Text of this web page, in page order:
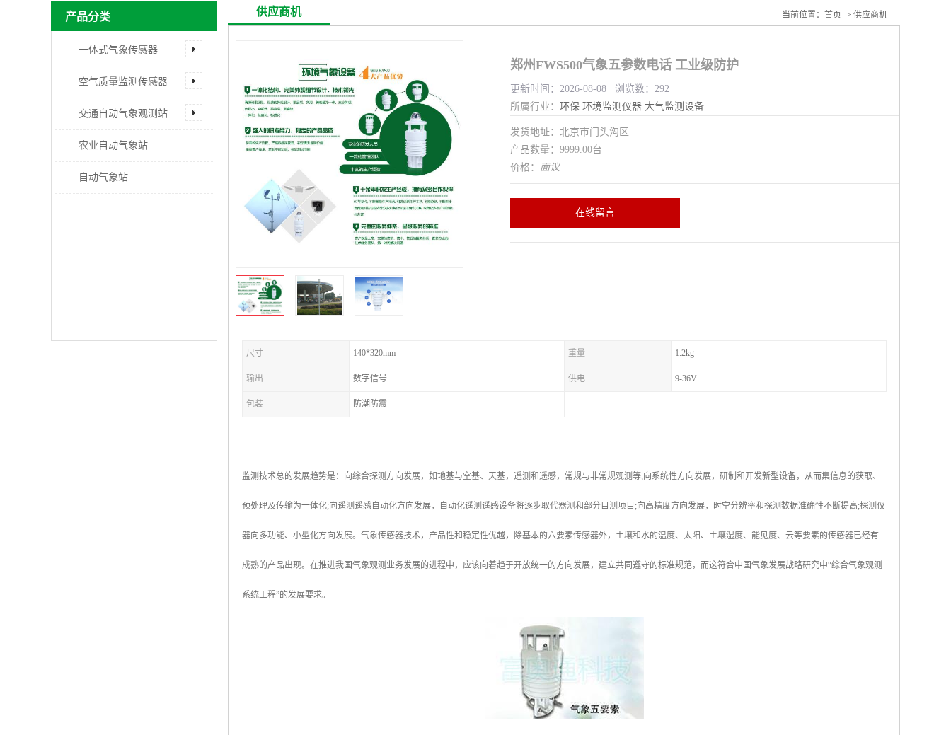
产品分类
一体式气象传感器
空气质量监测传感器
交通自动气象观测站
农业自动气象站
自动气象站
供应商机 当前位置： 首页 -> 供应商机
郑州FWS500气象五参数电话 工业级防护
更新时间：2026-08-08 浏览数：292
所属行业： 环保 环境监测仪器 大气监测设备
发货地址：北京市门头沟区
产品数量：9999.00台
价格： 面议
在线留言
尺寸 140*320mm 重量 1.2kg
输出 数字信号 供电 9-36V
包装 防潮防震
监测技术总的发展趋势是：向综合探测方向发展，如地基与空基、天基，遥测和遥感，常规与非常规观测等;向系统性方向发展，研制和开发新型设备，从而集信息的获取、
预处理及传输为一体化;向遥测遥感自动化方向发展，自动化遥测遥感设备将逐步取代器测和部分目测项目;向高精度方向发展，时空分辨率和探测数据准确性不断提高;探测仪
器向多功能、小型化方向发展。气象传感器技术，产品性和稳定性优越，除基本的六要素传感器外，土壤和水的温度、太阳、土壤湿度、能见度、云等要素的传感器已经有
成熟的产品出现。在推进我国气象观测业务发展的进程中，应该向着趋于开放统一的方向发展，建立共同遵守的标准规范，而这符合中国气象发展战略研究中“综合气象观测
系统工程”的发展要求。